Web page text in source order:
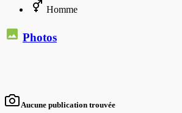
Homme
Photos
Aucune publication trouvée